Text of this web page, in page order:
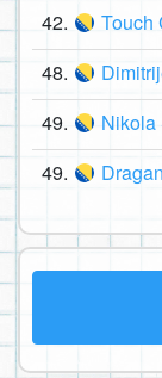
42. Touch
48.
49. Nikola
49.